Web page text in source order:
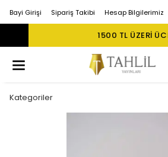
Bayi Girişi Sipariş Takibi Hesap Bilgilerimiz
1500 TL ÜZERI
Kategoriler